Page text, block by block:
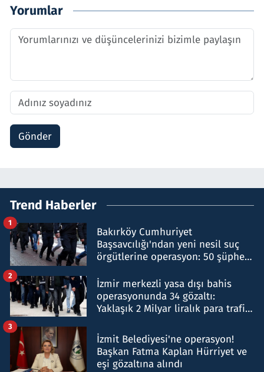
Yorumlar
Gönder
Trend Haberler
Bakırköy Cumhuriyet
Başsavcılığı'ndan yeni nesil suç
örgütlerine operasyon: 50 şüpheli
1
İzmir merkezli yasa dışı bahis
operasyonunda 34 gözaltı:
Yaklaşık 2 Milyar liralık para trafiği
2
İzmit Belediyesi'ne operasyon!
Başkan Fatma Kaplan Hürriyet ve
eşi gözaltına alındı
3